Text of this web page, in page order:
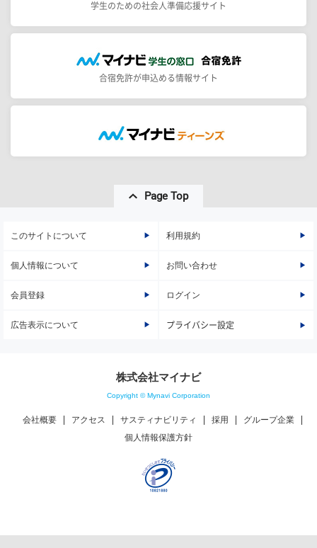
学生のための社会人準備応援サイト
合宿免許が申込める情報サイト
Page Top
このサイトについて 利用規約
個人情報について お問い合わせ
会員登録 ログイン
広告表示について プライバシー設定
株式会社マイナビ
Copyright © Mynavi Corporation
会社概要 アクセス サスティナビリティ 採用
グループ企業
個人情報保護方針